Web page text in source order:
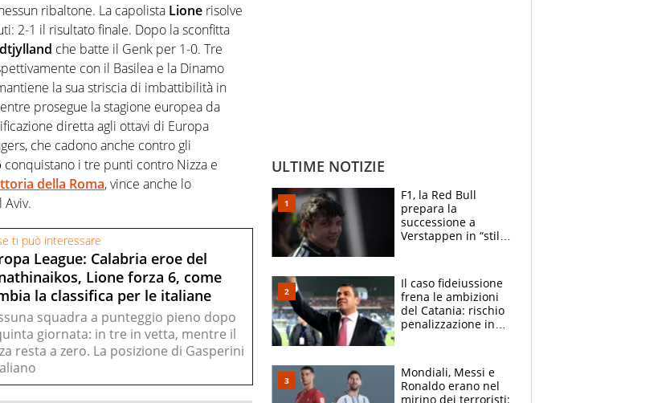
ribaltone. La capolista Lione risolve
2-1 il risultato finale. Dopo la sconfitta
che batte il Genk per 1-0. Tre
con il Basilea e la Dinamo
la sua striscia di imbattibilità in
prosegue la stagione europea da
diretta agli ottavi di Europa
che cadono anche contro gli
conquistano i tre punti contro Nizza e
della Roma, vince anche lo
ti può interessare
League: Calabria eroe del
Lione forza 6, come
la classifica per le italiane
squadra a punteggio pieno dopo
giornata: in tre in vetta, mentre il
resta a zero. La posizione di Gasperini
ULTIME NOTIZIE
F1, la Red Bull
prepara la
successione a
Verstappen in “stile
attacco all’Italia
Il caso fideiussione
frena le ambizioni
del Catania: rischio
penalizzazione in
Mondiali, Messi e
Ronaldo erano nel
mirino dei terroristi: